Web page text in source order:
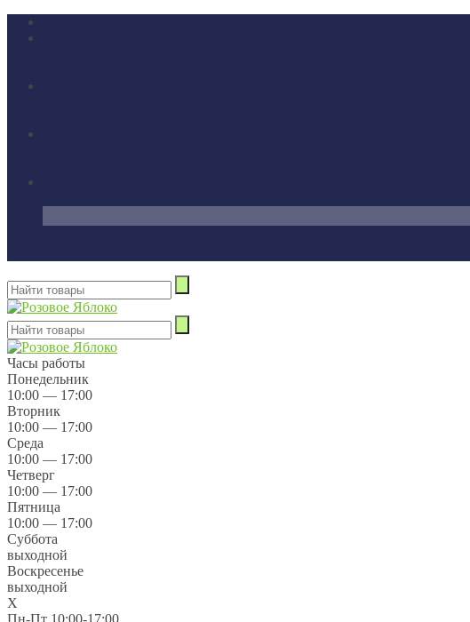
Часы работы
Понедельник
10:00 — 17:00
Вторник
10:00 — 17:00
Среда
10:00 — 17:00
Четверг
10:00 — 17:00
Пятница
10:00 — 17:00
Суббота
выходной
Воскресенье
выходной
X
Пн-Пт 10:00-17:00